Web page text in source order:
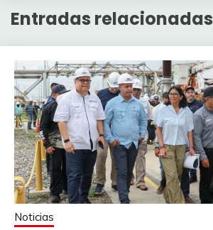
Entradas relacionadas
Noticias